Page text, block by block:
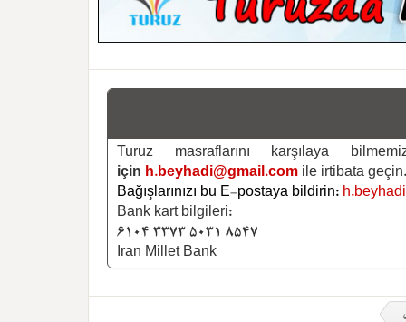
Turuz masraflarını karşılaya
için h.beyhadi@gmail.com ile irtibata geçin.
Bağışlarınızı bu E-postaya bildirin:
Bank kart bilgileri:
6104 3373 5031 8547
Iran Millet Bank